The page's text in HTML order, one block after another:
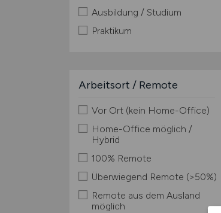
Ausbildung / Studium
Praktikum
Arbeitsort / Remote
Vor Ort (kein Home-Office)
Home-Office möglich /
Hybrid
100% Remote
Überwiegend Remote (>50%)
Remote aus dem Ausland
möglich